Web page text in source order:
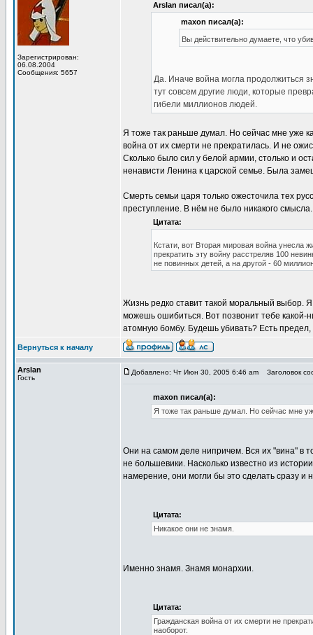
Зарегистрирован:
06.08.2004
Сообщения: 5657
Arslan писал(а):
maxon писал(а):
Вы действительно думаете, что
Да. Иначе война могла продолжиться
тут совсем другие люди, которые
гибели миллионов людей.
Я тоже так раньше думал. Но сейчас мне уже
война от их смерти не прекратилась. И не
Сколько было сил у белой армии, столько и
ненависти Ленина к царской семье. Была
Смерть семьи царя только ожесточила тех
преступление. В нём не было никакого смысла.
Цитата:
Кстати, вот Вторая мировая война унесла
прекратить эту войну расстреляв 100
не повинных детей, а на другой - 60
Жизнь редко ставит такой моральный выбор.
можешь ошибиться. Вот позвонит тебе какой-
атомную бомбу. Будешь убивать? Есть
Вернуться к началу
Arslan
Гость
Добавлено: Чт Июн 30, 2005 6:46 am Заголовок
maxon писал(а):
Я тоже так раньше думал. Но сейчас мне
Они на самом деле нипричем. Вся их "вина" в
не большевики. Насколько известно из
намерение, они могли бы это сделать сразу и
Цитата:
Никакое они не знамя.
Именно знамя. Знамя монархии.
Цитата:
Гражданская война от их смерти не
наоборот.